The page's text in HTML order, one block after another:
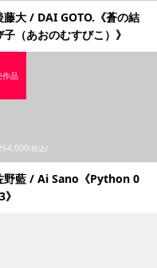
藤大 / DAI GOTO.《蒼の結
子（あおのむすびこ）》
(税込)
野藍 / Ai Sano《Python 0
》
作品